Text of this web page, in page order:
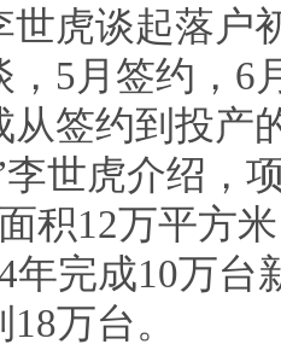
世虎谈起落户
，5月签约，6
从签约到投产
李世虎介绍，
积12万平方
年完成10万台
万台。